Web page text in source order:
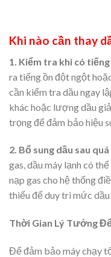
Khi nào cần thay
1. Kiểm tra khi có
ra tiếng ồn đột ngột
cần kiểm tra dầu ngay
khác hoặc lượng dầu
trọng để đảm bảo hiệu
2. Bổ sung dầu sau
gas, dầu máy lạnh có
nạp gas cho hệ thống
thiếu để duy trì mức dầu
Thời Gian Lý Tưởng
Để đảm bảo máy chạy